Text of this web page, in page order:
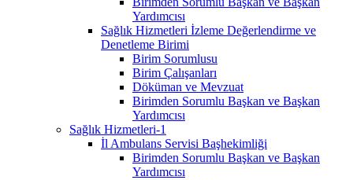
Yardımcısı
Sağlık Hizmetleri İzleme Değerlendirme ve
Denetleme Birimi
Birim Sorumlusu
Birim Çalışanları
Döküman ve Mevzuat
Birimden Sorumlu Başkan ve Başkan
Yardımcısı
Sağlık Hizmetleri-1
İl Ambulans Servisi Başhekimliği
Birimden Sorumlu Başkan ve Başkan
Yardımcısı